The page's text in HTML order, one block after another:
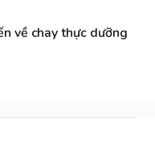
về chay thực dưỡng